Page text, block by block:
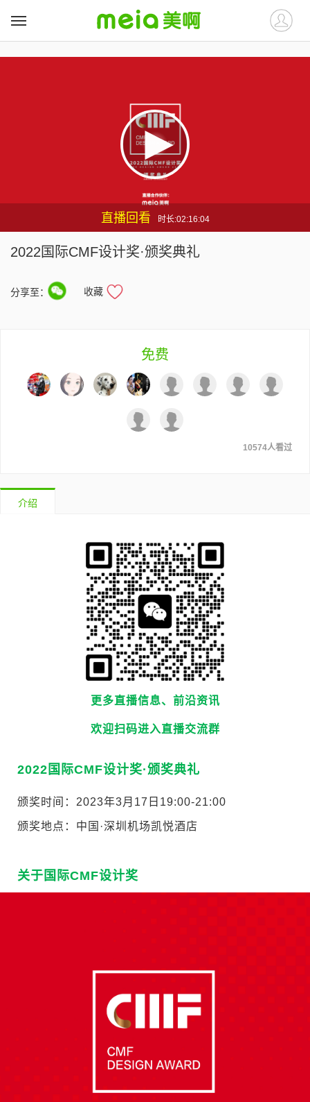
直播回看 时长:02:16:04
2022国际CMF设计奖·颁奖典礼
分享至： 收藏
免费
10574人看过
介绍
更多直播信息、前沿资讯
欢迎扫码进入直播交流群
2022国际CMF设计奖·颁奖典礼
颁奖时间：2023年3月17日19:00-21:00
颁奖地点：中国·深圳机场凯悦酒店
关于国际CMF设计奖